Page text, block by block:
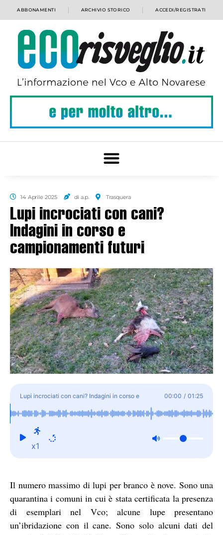
ABBONAMENTI ARCHIVIO STORICO ACCEDI/REGISTRATI
14 Aprile 2025 di a.p. Trasquera
Lupi incrociati con cani?
Indagini in corso e
campionamenti futuri
Lupi incrociati con cani? Indagini in corso e
campionamenti futuri
00:00 / 01:25
x1
Il numero massimo di lupi per branco è nove. Sono una
quarantina i comuni in cui è stata certificata la presenza
di esemplari nel Vco; alcune lupe presentano
un’ibridazione con il cane. Sono solo alcuni dati del